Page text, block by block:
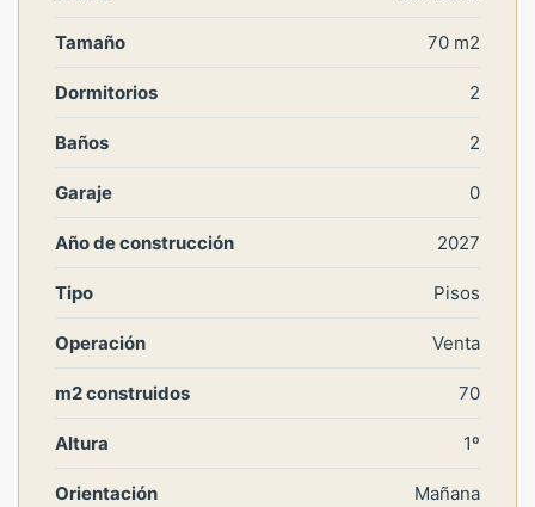
Tamaño 70 m2
Dormitorios 2
Baños 2
Garaje 0
Año de construcción 2027
Tipo Pisos
Operación Venta
m2 construidos 70
Altura 1º
Orientación Mañana